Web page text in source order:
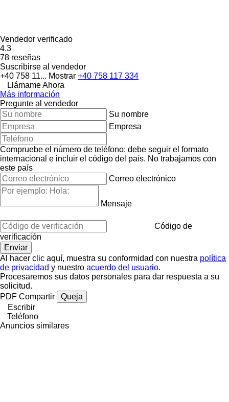
Vendedor verificado
4.3
78 reseñas
Suscribirse al vendedor
+40 758 11... Mostrar +40 758 117 334
Llámame Ahora
Más información
Pregunte al vendedor
Su nombre
Empresa
Compruebe el número de teléfono: debe seguir el formato
internacional e incluir el código del país. No trabajamos con
este país
Correo electrónico
Mensaje
Código de
verificación
Al hacer clic aquí, muestra su conformidad con nuestra política
de privacidad y nuestro acuerdo del usuario.
Procesaremos sus datos personales para dar respuesta a su
solicitud.
PDF Compartir
Queja
Escribir
Teléfono
Anuncios similares